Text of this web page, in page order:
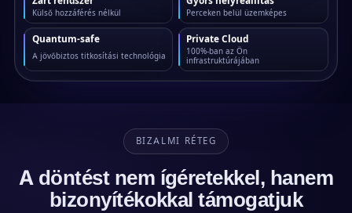
Külső hozzáférés nélkül Perceken belül üzemképes
Quantum-safe
A jövőbiztos titkosítási technológia
Private Cloud
100%-ban az Ön
infrastruktúrájában
BIZALMI RÉTEG
A döntést nem ígéretekkel, hanem
bizonyítékokkal támogatjuk